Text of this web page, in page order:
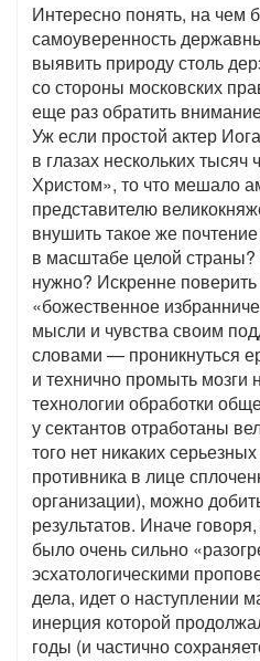
Интересно понять, на чем
самоуверенность
выявить природу столь
со стороны московских
еще раз обратить
Уж если простой актер
в глазах нескольких
Христом», то что мешало
представителю
внушить такое же
в масштабе целой
нужно? Искренне
«божественное
мысли и чувства своим
словами — проникнуться
и технично промыть мозги
технологии обработки
у сектантов отработаны
того нет никаких
противника в лице
организации), можно
результатов. Иначе
было очень сильно
эсхатологическими
дела, идет о наступлении
инерция которой
годы (и частично